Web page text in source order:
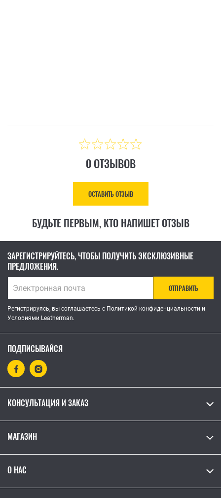
0 ОТЗЫВОВ
ОСТАВИТЬ ОТЗЫВ
БУДЬТЕ ПЕРВЫМ, КТО НАПИШЕТ ОТЗЫВ
ЗАРЕГИСТРИРУЙТЕСЬ, ЧТОБЫ ПОЛУЧИТЬ ЭКСКЛЮЗИВНЫЕ
ПРЕДЛОЖЕНИЯ.
ОТПРАВИТЬ
Регистрируясь, вы соглашаетесь с Политикой конфиденциальности и
Условиями Leatherman.
ПОДПИСЫВАЙСЯ
КОНСУЛЬТАЦИЯ И ЗАКАЗ
МАГАЗИН
О НАС